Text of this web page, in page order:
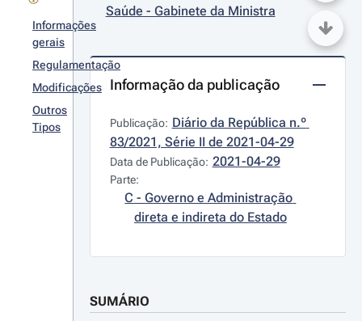
Informações
gerais
Regulamentação
Modificações
Outros
Tipos
Saúde - Gabinete da Ministra
Informação da publicação
Publicação: Diário da República n.º
83/2021, Série II de 2021-04-29
Data de Publicação: 2021-04-29
Parte:
C - Governo e Administração
direta e indireta do Estado
SUMÁRIO